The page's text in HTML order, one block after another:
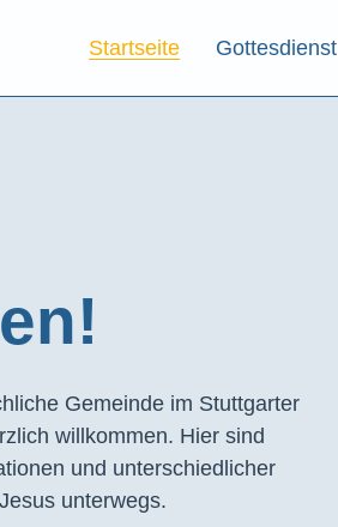
Startseite Gottesdienst
Gemeinde im Stuttgarter
willkommen. Hier sind
und unterschiedlicher
unterwegs.